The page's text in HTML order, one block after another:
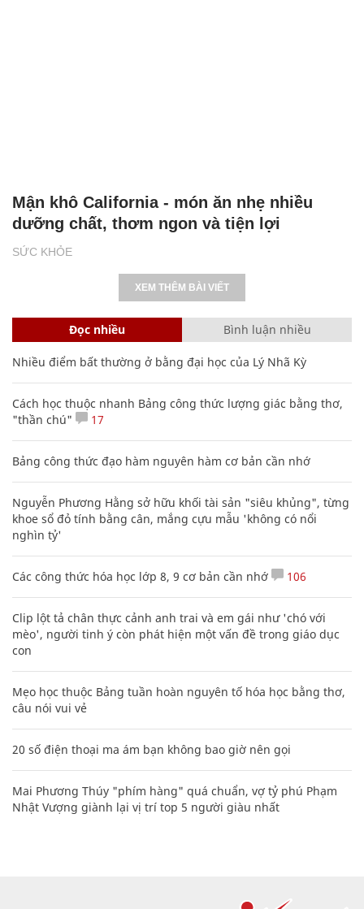
SỨC KHỎE
Mận khô California - món ăn nhẹ nhiều
dưỡng chất, thơm ngon và tiện lợi
XEM THÊM BÀI VIẾT
Đọc nhiều Bình luận nhiều
Nhiều điểm bất thường ở bằng đại học của Lý Nhã Kỳ
Cách học thuộc nhanh Bảng công thức lượng giác bằng thơ,
"thần chú"
17
Bảng công thức đạo hàm nguyên hàm cơ bản cần nhớ
Nguyễn Phương Hằng sở hữu khối tài sản "siêu khủng", từng
khoe sổ đỏ tính bằng cân, mắng cựu mẫu 'không có nổi
nghìn tỷ'
Các công thức hóa học lớp 8, 9 cơ bản cần nhớ 106
Clip lột tả chân thực cảnh anh trai và em gái như 'chó với
mèo', người tinh ý còn phát hiện một vấn đề trong giáo dục
con
Mẹo học thuộc Bảng tuần hoàn nguyên tố hóa học bằng thơ,
câu nói vui vẻ
20 số điện thoại ma ám bạn không bao giờ nên gọi
Mai Phương Thúy "phím hàng" quá chuẩn, vợ tỷ phú Phạm
Nhật Vượng giành lại vị trí top 5 người giàu nhất